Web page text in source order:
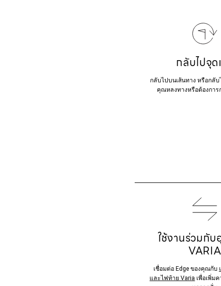
กลับไปจุด
กลับไปบนเส้นทาง หรือกลั
คุณหลงทางหรือต้องกา
ใช้งานร่วมกั
VARIA
เชื่อมต่อ Edge ของคุณกับ
และไฟท้าย Varia เพื่อเพิ่ม